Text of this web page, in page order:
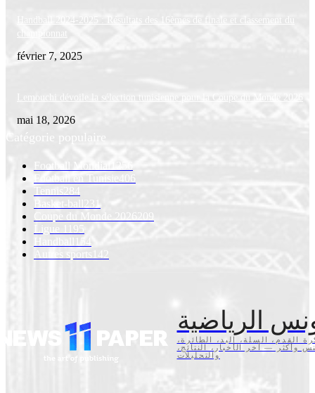
Handball 2024-2025 : Résultats des 16èmes de finale et classement du
championnat
février 7, 2025
Lemouchi dévoile la sélection tunisienne pour la Coupe du Monde 2026
mai 18, 2026
Catégorie populaire
Football Mondial
Football en Tunisie406
Tennis
284
Basket-ball
231
Coupe du Monde 2026 209
Ligue 1
195
Handball
Autres sports 142
الرياضية
القدم، السلة، اليد، الطائرة،
وأكثر — آخر الأخبار، النتائج،
والتحليلات